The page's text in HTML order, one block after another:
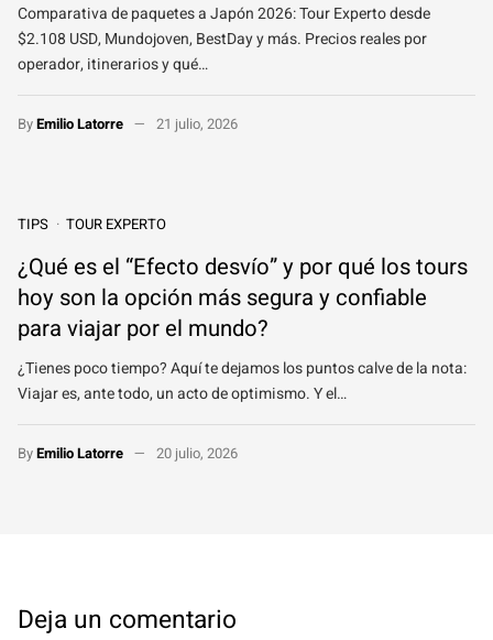
Comparativa de paquetes a Japón 2026: Tour Experto desde
$2.108 USD, Mundojoven, BestDay y más. Precios reales por
operador, itinerarios y qué…
ByEmilio Latorre 21 julio, 2026
TIPS TOUR EXPERTO
¿Qué es el “Efecto desvío” y por qué los tours
hoy son la opción más segura y confiable
para viajar por el mundo?
¿Tienes poco tiempo? Aquí te dejamos los puntos calve de la nota:
Viajar es, ante todo, un acto de optimismo. Y el…
ByEmilio Latorre 20 julio, 2026
Deja un comentario